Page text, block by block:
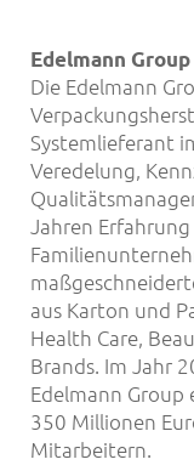
Edelmann Group
Die Edelmann
Systemlieferant
Veredelung,
Jahren
aus Karton und
Health Care,
Brands. Im Jahr
Edelmann Group
350 Millionen
Mitarbeitern.